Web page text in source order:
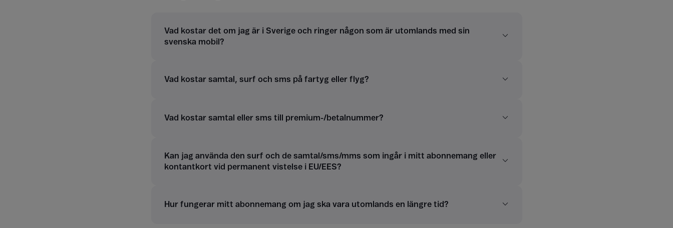
Vad kostar det om jag är i Sverige och ringer någon som är utomlands med sin
svenska mobil?
Vad kostar samtal, surf och sms på fartyg eller flyg?
Vad kostar samtal eller sms till premium-/betalnummer?
Kan jag använda den surf och de samtal/sms/mms som ingår i mitt abonnemang eller
kontantkort vid permanent vistelse i EU/EES?
Hur fungerar mitt abonnemang om jag ska vara utomlands en längre tid?